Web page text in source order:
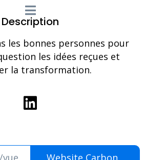
Description
les bonnes personnes pour
les idées reçues et
la transformation.